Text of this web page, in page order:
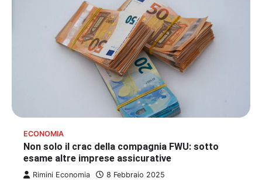
ECONOMIA
Non solo il crac della compagnia FWU: sotto
esame altre imprese assicurative
Rimini Economia 8 Febbraio 2025